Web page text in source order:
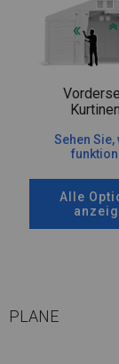
Sehen Sie,
Alle
PLANE